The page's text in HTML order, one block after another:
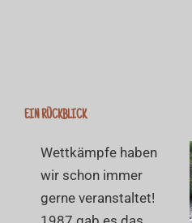
EIN RÜCKBLICK
Wettkämpfe haben
wir schon immer
gerne veranstaltet!